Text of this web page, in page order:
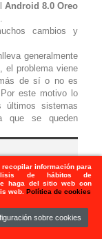
información para
de hábitos de
haga del sitio web con
web. Política de cookies
sobre cookies
Android 8.0 Oreo
cambios y
generalmente
el problema viene
de sí o no es
este motivo lo
últimos sistemas
que se queden